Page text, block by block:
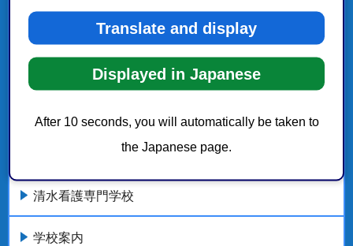
Translate and display
Displayed in Japanese
After 10 seconds, you will automatically be taken to
the Japanese page.
こちらの記事も読まれています。
静岡看護専門学校オープンキャンパス・学校説明会
清水看護専門学校
学校案内